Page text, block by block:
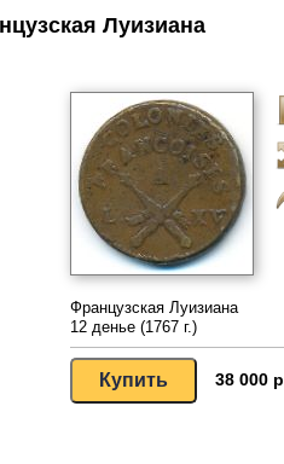
Луизиана
Французская Луизиана
12 денье (1767 г.)
38 000